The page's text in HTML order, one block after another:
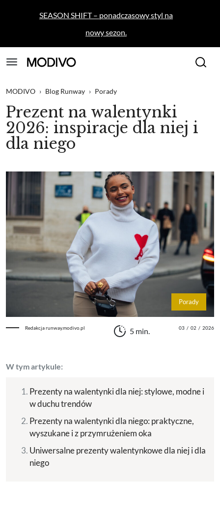
SEASON SHIFT – ponadczasowy styl na
nowy sezon.
MODIVO › Blog Runway › Porady
Prezent na walentynki
2026: inspiracje dla niej i
dla niego
Porady
Redakcja runway.modivo.pl 5 min. 03 / 02 / 2026
W tym artykule:
Prezenty na walentynki dla niej: stylowe, modne i
w duchu trendów
Prezenty na walentynki dla niego: praktyczne,
wyszukane i z przymrużeniem oka
Uniwersalne prezenty walentynkowe dla niej i dla
niego